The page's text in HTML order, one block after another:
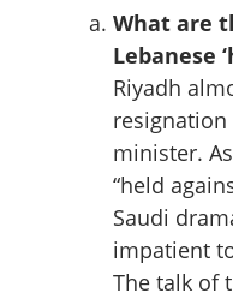
What are
Lebanese
Riyadh
resignation
minister.
“held
Saudi
impatient
The talk of